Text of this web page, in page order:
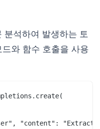
분석하여 발생하는 토
와 함수 호출을 사용
"content": "Extract